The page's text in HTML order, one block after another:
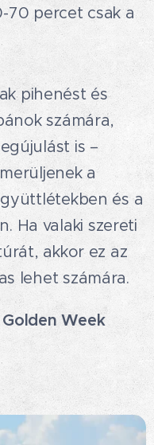
70 percet csak a
pihenést és
számára,
is –
a
és a
Ha valaki szereti
akkor ez az
lehet számára.
Week